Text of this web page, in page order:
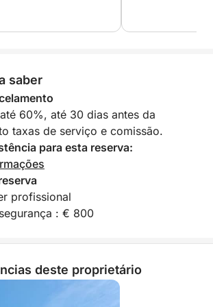
sol. É uma maneira sofisticada de
saber
60%, até 30 dias antes da
taxas de serviço e comissão.
para esta reserva:
profissional
: € 800
deste proprietário